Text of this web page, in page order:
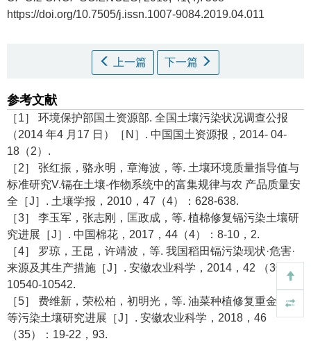
https://doi.org/10.7505/j.issn.1007-9084.2019.04.011
上一篇 下一篇
参考文献
［1］ 环境保护部国土资源部. 全国土壤污染状况调查公报
（2014 年4 月17 日）［N］. 中国国土资源报，2014- 04-
18（2）.
［2］ 张红振，骆永明，章海波，等. 土壤环境质量指导值与
标准研究V.镉在土壤-作物系统中的富集规律与农 产品质量安
全［J］. 土壤学报，2010，47（4）：628-638.
［3］ 李玉军，张志刚，匡政成，等. 植棉修复镉污染土壤研
究进展［J］. 中国棉花，2017，44（4）：8-10，2.
［4］ 罗琼，王昆，许靖波，等. 我国稻田镉污染现状·危害·
来源及其生产措施［J］. 安徽农业科学，2014，42 （30）：
10540-10542.
［5］ 费维新，荣松柏，初明光，等. 油菜种植修复重金属镉
等污染土壤研究进展［J］. 安徽农业科学，2018，46
（35）：19-22，93.